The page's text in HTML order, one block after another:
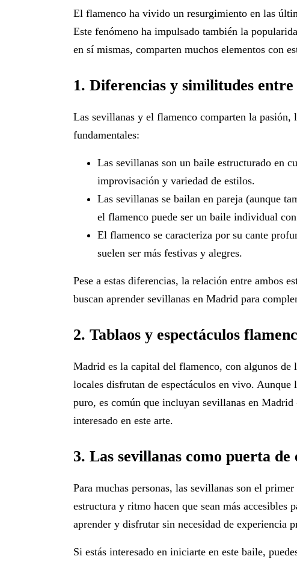
El flamenco ha vivido un resurgimiento en las
Este fenómeno ha impulsado también la
en sí mismas, comparten muchos elementos con
1. Diferencias y similitudes
Las sevillanas y el flamenco comparten la
fundamentales:
Las sevillanas son un baile estructurado en
improvisación y variedad de estilos.
Las sevillanas se bailan en pareja (aunque
el flamenco puede ser un baile individual
El flamenco se caracteriza por su cante
suelen ser más festivas y alegres.
Pese a estas diferencias, la relación entre ambos
buscan aprender sevillanas en Madrid para
2. Tablaos y espectáculos
Madrid es la capital del flamenco, con algunos de
locales disfrutan de espectáculos en vivo. Aunque
puro, es común que incluyan sevillanas en Madrid
interesado en este arte.
3. Las sevillanas como puerta
Para muchas personas, las sevillanas son el
estructura y ritmo hacen que sean más accesibles
aprender y disfrutar sin necesidad de experiencia
Si estás interesado en iniciarte en este baile,